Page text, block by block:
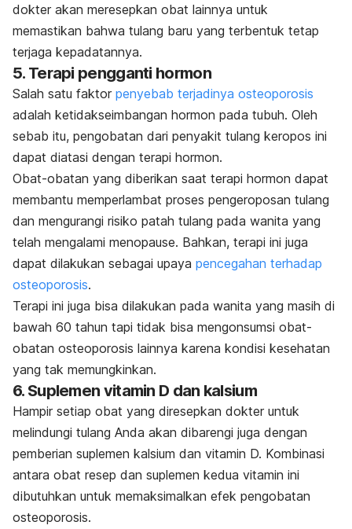
dokter akan meresepkan obat lainnya untuk
memastikan bahwa tulang baru yang terbentuk tetap
terjaga kepadatannya.
5. Terapi pengganti hormon
Salah satu faktor penyebab terjadinya osteoporosis
adalah ketidakseimbangan hormon pada tubuh. Oleh
sebab itu, pengobatan dari penyakit tulang keropos ini
dapat diatasi dengan terapi hormon.
Obat-obatan yang diberikan saat terapi hormon dapat
membantu memperlambat proses pengeroposan tulang
dan mengurangi risiko patah tulang pada wanita yang
telah mengalami menopause. Bahkan, terapi ini juga
dapat dilakukan sebagai upaya pencegahan terhadap
osteoporosis.
Terapi ini juga bisa dilakukan pada wanita yang masih di
bawah 60 tahun tapi tidak bisa mengonsumsi obat-
obatan osteoporosis lainnya karena kondisi kesehatan
yang tak memungkinkan.
6. Suplemen vitamin D dan kalsium
Hampir setiap obat yang diresepkan dokter untuk
melindungi tulang Anda akan dibarengi juga dengan
pemberian suplemen kalsium dan vitamin D. Kombinasi
antara obat resep dan suplemen kedua vitamin ini
dibutuhkan untuk memaksimalkan efek pengobatan
osteoporosis.